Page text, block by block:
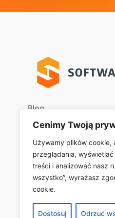
Cenimy Twoją
Używamy plików cookie,
przeglądania,
treści i analizować nasz
wszystko”, wyrażasz
cookie.
Dostosuj Odrzuć
Blog
System WMS
System VSS
System TCS